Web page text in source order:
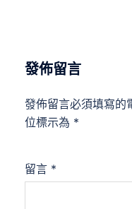
發佈留言
發佈留言必須填寫的
位標示為 *
留言 *